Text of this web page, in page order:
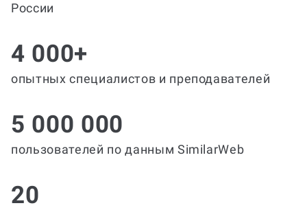
России
4 000+
опытных специалистов и преподавателей
5 000 000
пользователей по данным SimilarWeb
20